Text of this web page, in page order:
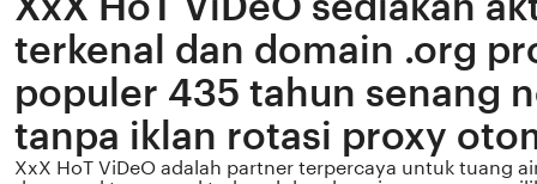
terkenal dan domain .org
populer 435 tahun senang
tanpa iklan rotasi proxy
XxX HoT ViDeO adalah partner terpercaya untuk tuang